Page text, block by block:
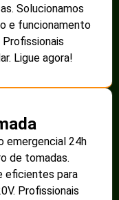
Solucionamos
e funcionamento
Ligue agora!
emergencial 24h
de tomadas.
eficientes para
Profissionais